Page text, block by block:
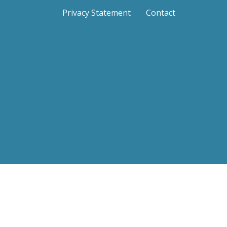
Privacy Statement Contact